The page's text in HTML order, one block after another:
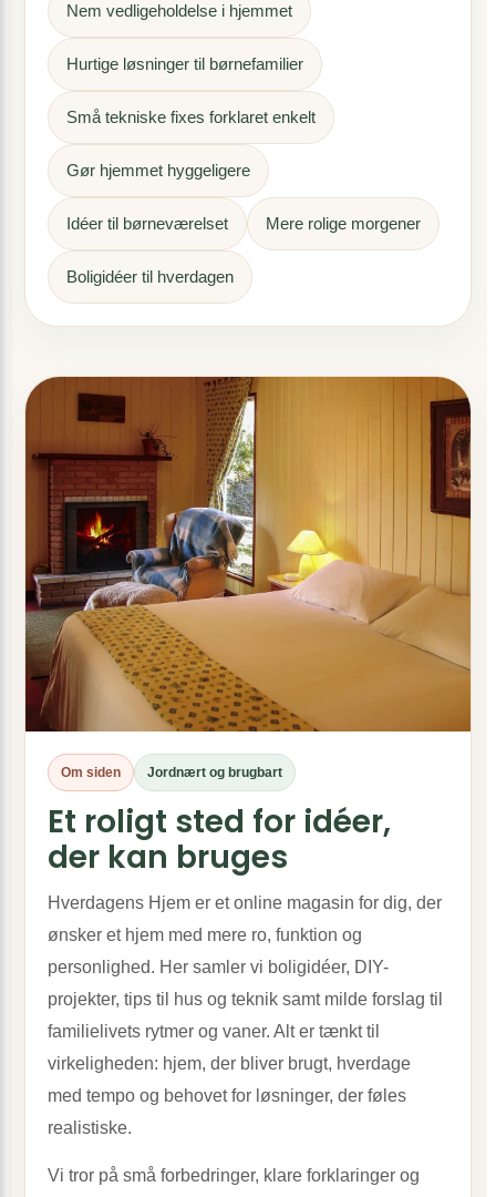
Nem vedligeholdelse i hjemmet
Hurtige løsninger til børnefamilier
Små tekniske fixes forklaret enkelt
Gør hjemmet hyggeligere
Idéer til børneværelset Mere rolige morgener
Boligidéer til hverdagen
Om siden Jordnært og brugbart
Et roligt sted for idéer,
der kan bruges
Hverdagens Hjem er et online magasin for dig, der
ønsker et hjem med mere ro, funktion og
personlighed. Her samler vi boligidéer, DIY-
projekter, tips til hus og teknik samt milde forslag til
familielivets rytmer og vaner. Alt er tænkt til
virkeligheden: hjem, der bliver brugt, hverdage
med tempo og behovet for løsninger, der føles
realistiske.
Vi tror på små forbedringer, klare forklaringer og